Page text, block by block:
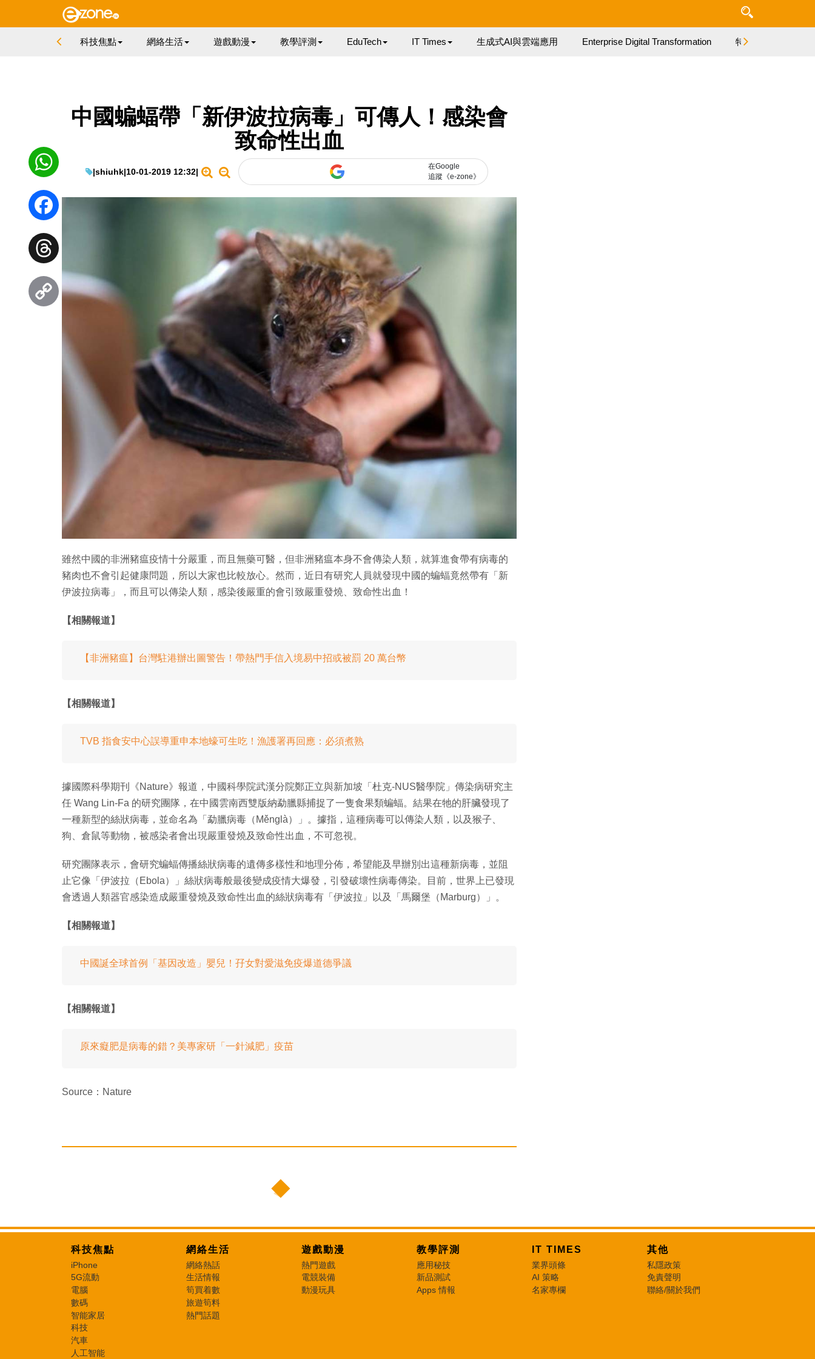
科技焦點 網絡生活 遊戲動漫 教學評測 EduTech IT Times 生成式AI與雲端應用 Enterprise Digital Transformation 特集
中國蝙蝠帶「新伊波拉病毒」可傳人！感染會
致命性出血
|shiuhk|10-01-2019 12:32|
在Google
追蹤《e-zone》
雖然中國的非洲豬瘟疫情十分嚴重，而且無藥可醫，但非洲豬瘟本身不會傳染人類，就算進食帶有病毒的
豬肉也不會引起健康問題，所以大家也比較放心。然而，近日有研究人員就發現中國的蝙蝠竟然帶有「新
伊波拉病毒」，而且可以傳染人類，感染後嚴重的會引致嚴重發燒、致命性出血！
【相關報道】
【非洲豬瘟】台灣駐港辦出圖警告！帶熱門手信入境易中招或被罰 20 萬台幣
【相關報道】
TVB 指食安中心誤導重申本地蠔可生吃！漁護署再回應：必須煮熟
據國際科學期刊《Nature》報道，中國科學院武漢分院鄭正立與新加坡「杜克-NUS醫學院」傳染病研究主
任 Wang Lin-Fa 的研究團隊，在中國雲南西雙版納勐臘縣捕捉了一隻食果類蝙蝠。結果在牠的肝臟發現了
一種新型的絲狀病毒，並命名為「勐臘病毒（Měnglà）」。據指，這種病毒可以傳染人類，以及猴子、
狗、倉鼠等動物，被感染者會出現嚴重發燒及致命性出血，不可忽視。
研究團隊表示，會研究蝙蝠傳播絲狀病毒的遺傳多樣性和地理分佈，希望能及早辦別出這種新病毒，並阻
止它像「伊波拉（Ebola）」絲狀病毒般最後變成疫情大爆發，引發破壞性病毒傳染。目前，世界上已發現
會透過人類器官感染造成嚴重發燒及致命性出血的絲狀病毒有「伊波拉」以及「馬爾堡（Marburg）」。
【相關報道】
中國誕全球首例「基因改造」嬰兒！孖女對愛滋免疫爆道德爭議
【相關報道】
原來癡肥是病毒的錯？美專家研「一針減肥」疫苗
Source：Nature
WhatsApp
Facebook
Threads
科技焦點
iPhone
5G流動
電腦
數碼
智能家居
科技
汽車
人工智能
網絡生活
網絡熱話
生活情報
筍買着數
旅遊筍料
熱門話題
遊戲動漫
熱門遊戲
電競裝備
動漫玩具
教學評測
應用秘技
新品測試
Apps 情報
IT TIMES
業界頭條
AI 策略
名家專欄
其他
私隱政策
免責聲明
聯絡/關於我們